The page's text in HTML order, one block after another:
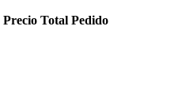
Precio Total Pedido